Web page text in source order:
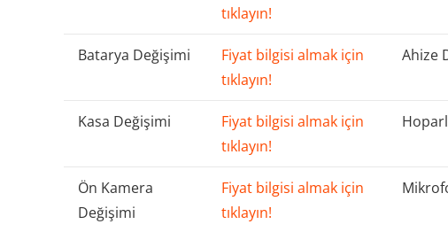
tıklayın!
Batarya Değişimi
Fiyat bilgisi almak için
tıklayın!
Ahize
Kasa Değişimi
Fiyat bilgisi almak için
tıklayın!
Ön Kamera
Değişimi
Fiyat bilgisi almak için
tıklayın!